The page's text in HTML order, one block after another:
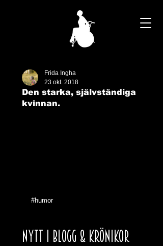
Den starka, självständiga
kvinnan.
Frida Ingha
23 okt. 2018
#humor
NYTT I BLOGG & KRÖNIKOR